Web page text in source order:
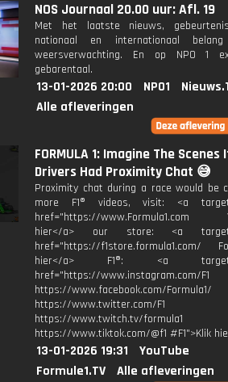
NOS Journaal 20.00 uur: Afl. 19
Met het laatste nieuws,
nationaal en internationaal
weersverwachting. En op NPO 1
gebarentaal.
13-01-2026 20:00 NPO1
Alle afleveringen
FORMULA 1: Imagine The Scenes
Drivers Had Proximity Chat 😅
Proximity chat during a race would be
more F1® videos, visit: <a
href="https://www.Formula1.com
hier</a> our store: <a
href="https://f1store.formula1.com/
hier</a> F1®: <a
href="https://www.instagram.com/F1
https://www.facebook.com/Formula1/
https://www.twitter.com/F1
https://www.twitch.tv/formula1
https://www.tiktok.com/@f1 #F1">Klik
13-01-2026 19:31
YouTube
Formule1.TV
Alle afleveringen